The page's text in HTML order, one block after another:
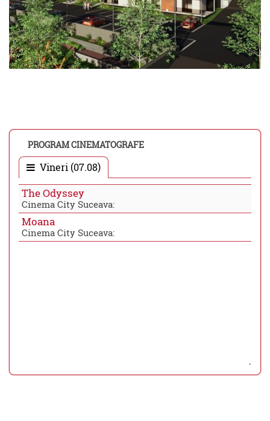
PROGRAM CINEMATOGRAFE
Vineri (07.08)
The Odyssey
Cinema City Suceava:
Moana
Cinema City Suceava: